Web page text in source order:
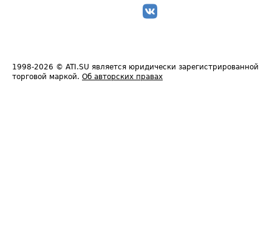
1998-2026 © ATI.SU является юридически зарегистрированной
торговой маркой. Об авторских правах